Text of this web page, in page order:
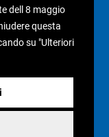
dell 8 maggio
questa
su "Ulteriori